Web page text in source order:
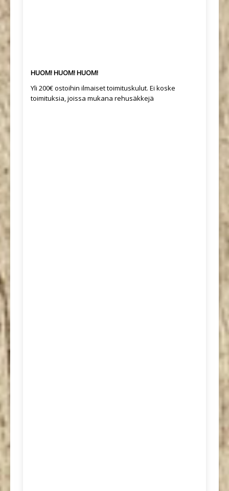
HUOM! HUOM! HUOM!
Yli 200€ ostoihin ilmaiset toimituskulut. Ei koske
toimituksia, joissa mukana rehusäkkejä